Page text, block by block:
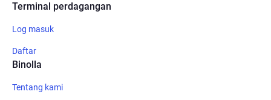
Terminal perdagangan
Log masuk
Daftar
Binolla
Tentang kami